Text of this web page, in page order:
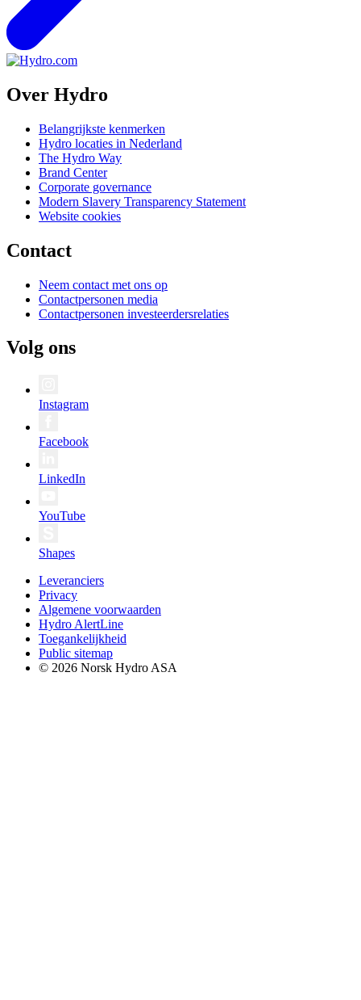
Over Hydro
Belangrijkste kenmerken
Hydro locaties in Nederland
The Hydro Way
Brand Center
Corporate governance
Modern Slavery Transparency Statement
Website cookies
Contact
Neem contact met ons op
Contactpersonen media
Contactpersonen investeerdersrelaties
Volg ons
Instagram
Facebook
LinkedIn
YouTube
Shapes
Leveranciers
Privacy
Algemene voorwaarden
Hydro AlertLine
Toegankelijkheid
Public sitemap
© 2026 Norsk Hydro ASA